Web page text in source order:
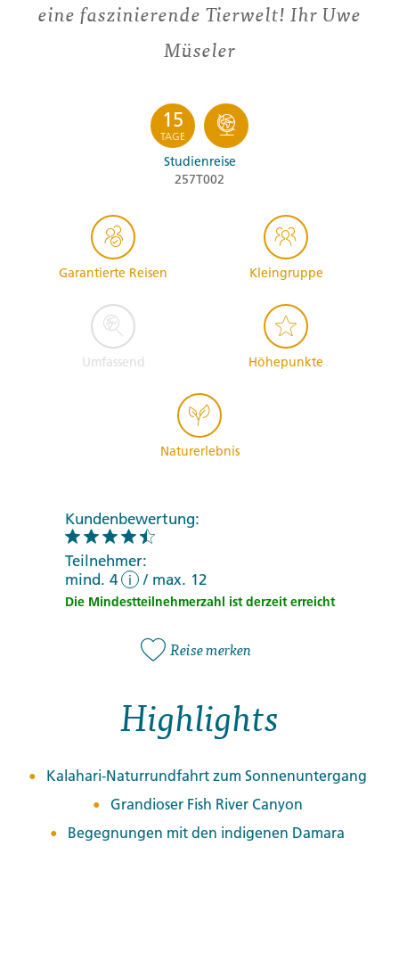
eine faszinierende Tierwelt! Ihr Uwe
Müseler
15
TAGE
Studienreise
257T002
Garantierte Reisen Kleingruppe
Umfassend Höhepunkte
Naturerlebnis
Kundenbewertung:
Teilnehmer:
mind. 4
i / max. 12
Die Mindestteilnehmerzahl ist derzeit erreicht
Reise merken
Highlights
Kalahari-Naturrundfahrt zum Sonnenuntergang
Grandioser Fish River Canyon
Begegnungen mit den indigenen Damara